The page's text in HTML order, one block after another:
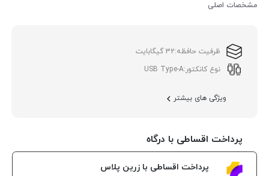
مشخصات اصلی
ظرفیت حافظه:32 گیگابایت
نوع کانکتور:USB Type-A
ویژگی های بیشتر
پرداخت اقساطی با درگاه
پرداخت اقساطی با زرین پلاس